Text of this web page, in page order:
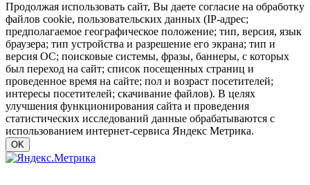
Продолжая использовать сайт, Вы даете согласие на обработку
файлов cookie, пользовательских данных (IP-адрес;
предполагаемое географическое положение; тип, версия, язык
браузера; тип устройства и разрешение его экрана; тип и
версия ОС; поисковые системы, фразы, баннеры, с которых
был переход на сайт; список посещенных страниц и
проведенное время на сайте; пол и возраст посетителей;
интересы посетителей; скачивание файлов). В целях
улучшения функционирования сайта и проведения
статистических исследований данные обрабатываются с
использованием интернет-сервиса Яндекс Метрика.
OK